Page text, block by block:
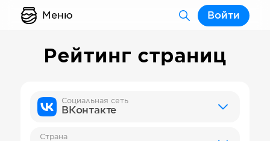
Меню Войти
Рейтинг страниц
Социальная сеть
ВКонтакте
Страна